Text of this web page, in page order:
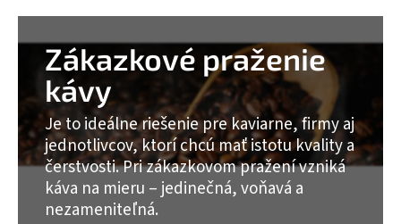
Zákazkové praženie
kávy
Je to ideálne riešenie pre kaviarne, firmy aj
jednotlivcov, ktorí chcú mať istotu kvality a
čerstvosti. Pri zákazkovom pražení vzniká
káva na mieru – jedinečná, voňavá a
nezameniteľná.